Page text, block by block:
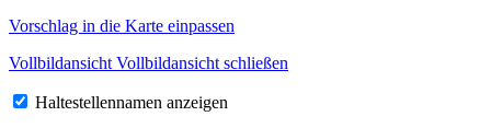
Vorschlag in die Karte einpassen
Vollbildansicht Vollbildansicht schließen
Haltestellennamen anzeigen